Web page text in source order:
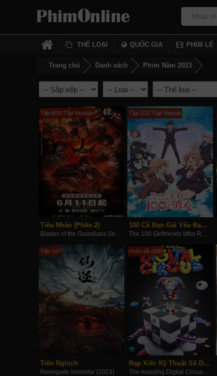
THỂ LOẠI QUỐC GIA PHIM LẺ
Trang chủ Danh sách Phim Năm 2023
Tập 8/15 Tập Vietsub
Tiêu Nhân (Phần 2)
Blades of the Guardians Season 2 (2023)
Tập 2/27 Tập Vietsub
100 Cô Bạn Gái Yêu Bạn Rất Rất Rất Rất Rất Nhiều (Phần 3)
The 100 Girlfriends Who Really, Really, Really, Really, REALLY Love You (Season 3) (2023)
Tập 147
Tiên Nghịch
Renegade Immortal (2023)
Hoàn tất (9/9)
Rạp Xiếc Kỹ Thuật Số Diệu Kỳ
The Amazing Digital Circus (2023)